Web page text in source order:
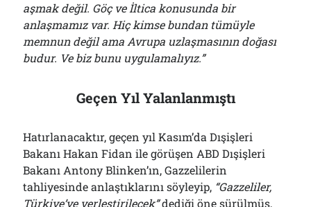
aşmak değil. Göç ve İltica konusunda bir
anlaşmamız var. Hiç kimse bundan tümüyle
memnun değil ama Avrupa uzlaşmasının doğası
budur. Ve biz bunu uygulamalıyız.”
Geçen Yıl Yalanlanmıştı
Hatırlanacaktır, geçen yıl Kasım’da Dışişleri
Bakanı Hakan Fidan ile görüşen ABD Dışişleri
Bakanı Antony Blinken’ın, Gazzelilerin
tahliyesinde anlaştıklarını söyleyip, “Gazzeliler,
Türkiye’ye yerleştirilecek”dediği öne sürülmüş,